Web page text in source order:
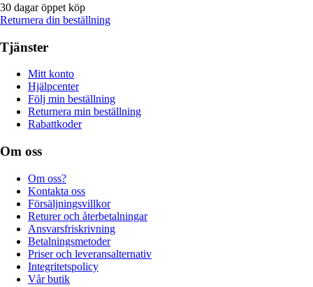
30 dagar öppet köp
Returnera din beställning
Tjänster
Mitt konto
Hjälpcenter
Följ min beställning
Returnera min beställning
Rabattkoder
Om oss
Om oss?
Kontakta oss
Försäljningsvillkor
Returer och återbetalningar
Ansvarsfriskrivning
Betalningsmetoder
Priser och leveransalternativ
Integritetspolicy
Vår butik